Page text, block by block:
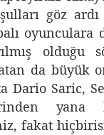
göz
oyunculara
olduğu
da büyük
Dario Saric,
yana
fakat